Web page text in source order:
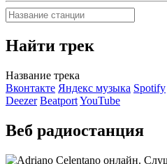
Найти трек
Название трека
Вконтакте Яндекс музыка Spotify
Deezer BeatportYouTube
Веб радиостанция